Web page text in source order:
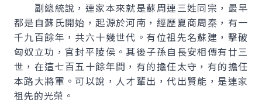
副總統說，連家本來就是蘇周連三姓同宗，最早
都是自蘇氏開始，起源於河南，經歷夏商周秦，有一
千九百餘年，共六十幾世代。有位祖先名蘇建，擊破
匈奴立功，官封平陵侯。其後子孫自長安相傳有廿三
世，在這七百五十餘年間，有的擔任太守，有的擔任
本路大將軍。可以說，人才輩出，代出賢能，是連家
祖先的光榮。